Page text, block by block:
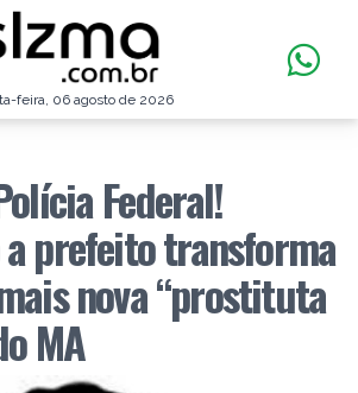
feira, 06 agosto de 2026
Federal!
prefeito transforma
nova “prostituta
MA